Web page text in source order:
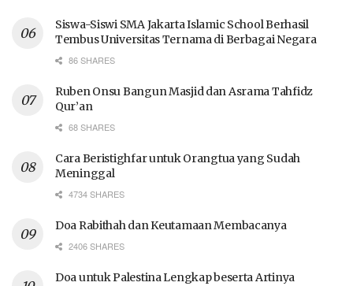
Siswa-Siswi SMA Jakarta Islamic School Berhasil
Tembus Universitas Ternama di Berbagai Negara
86 SHARES
Ruben Onsu Bangun Masjid dan Asrama Tahfidz
Qur’an
68 SHARES
Cara Beristighfar untuk Orangtua yang Sudah
Meninggal
4734 SHARES
Doa Rabithah dan Keutamaan Membacanya
2406 SHARES
Doa untuk Palestina Lengkap beserta Artinya